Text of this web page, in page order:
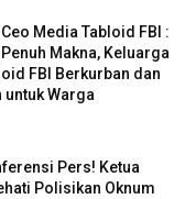
Media Tabloid FBI :
Makna, Keluarga
FBI Berkurban dan
untuk Warga
Pers! Ketua
Polisikan Oknum